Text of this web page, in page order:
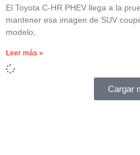
El Toyota C-HR PHEV llega a la
mantener esa imagen de SUV
modelo,
Leer más »
Cargar